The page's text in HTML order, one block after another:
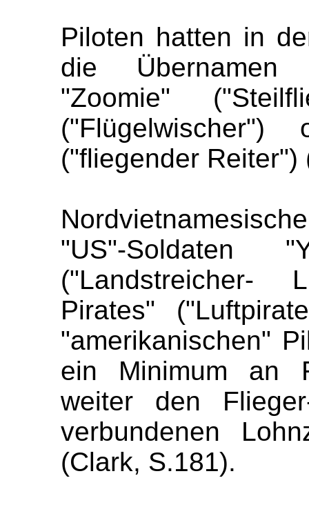
Piloten hatten in
die Übernamen
"Zoomie"
("fliegender Reiter")
"US"-Soldaten
("Landstreicher-
Pirates"
"amerikanischen"
ein Minimum an
weiter den
verbundenen
(Clark, S.181).